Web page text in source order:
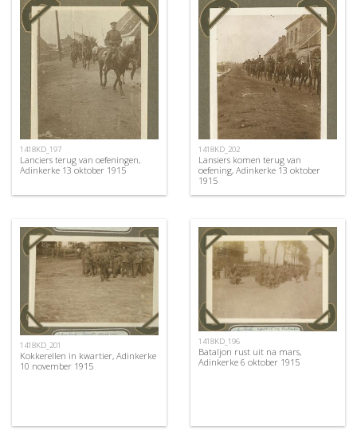
1418KD_197
Lanciers terug van oefeningen,
Adinkerke 13 oktober 1915
1418KD_202
Lansiers komen terug van
oefening, Adinkerke 13 oktober
1915
1418KD_201
Kokkerellen in kwartier, Adinkerke
10 november 1915
1418KD_196
Bataljon rust uit na mars,
Adinkerke 6 oktober 1915